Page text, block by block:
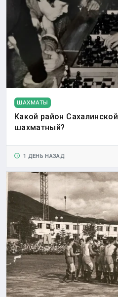
ШАХМАТЫ
Какой район
шахматный?
1 ДЕНЬ НАЗАД